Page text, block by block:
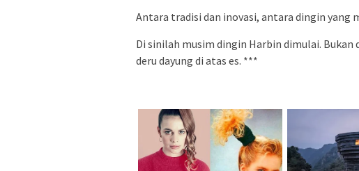
Antara tradisi dan inovasi, antara dingin yang
Di sinilah musim dingin Harbin dimulai. Bukan
deru dayung di atas es. ***